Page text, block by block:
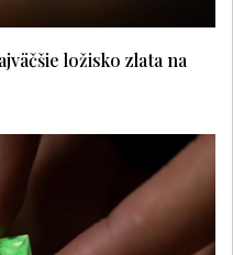
ložisko zlata na